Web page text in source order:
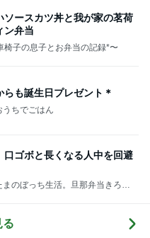
ソースカツ丼と我が家の茗荷
ン弁当
椅子の息子とお弁当の記録*〜
らも誕生日プレゼント＊
ちでごはん
口ゴボと長くなる人中を回避
まのぼっち生活。旦那弁当きろく
る